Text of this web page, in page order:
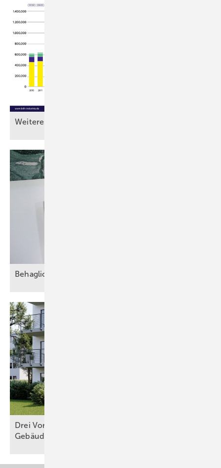
Weiteres Wac hstum braucht mehr
Beha gliche Wärme wie vom
Drei Vorschläge: Ist das
Gebäudemodernisierungsgesetz zu